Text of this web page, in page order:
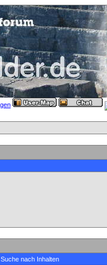
Suche nach Inhalten